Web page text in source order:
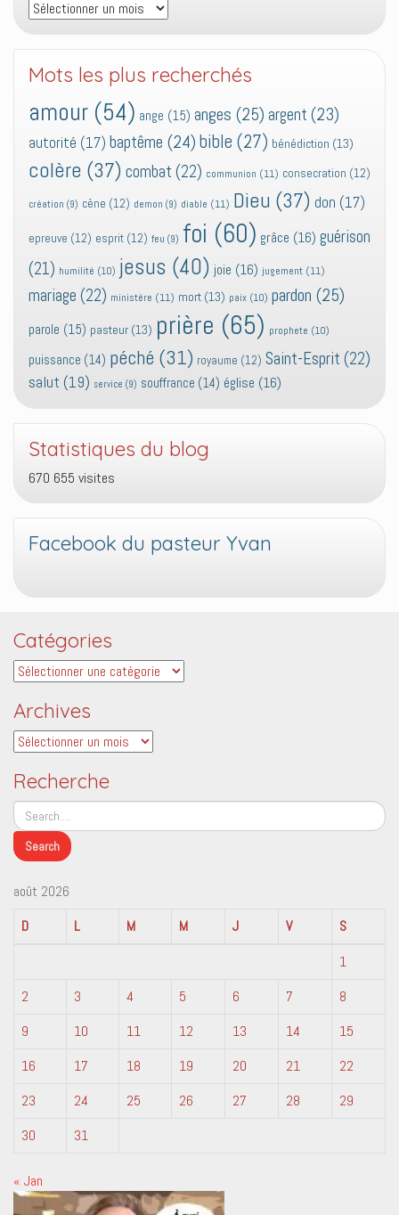
Archives
Mots les plus recherchés
amour (54) ange (15) anges (25) argent (23)
autorité (17) baptême (24) bible (27) bénédiction (13)
colère (37) combat (22) communion (11) consecration (12)
création (9) cène (12) demon (9) diable (11) Dieu (37) don (17)
epreuve (12) esprit (12) feu (9) foi (60) grâce (16) guérison
(21) humilité (10) jesus (40) joie (16) jugement (11)
mariage (22) ministère (11) mort (13) paix (10) pardon (25)
parole (15) pasteur (13) prière (65) prophete (10)
puissance (14) péché (31) royaume (12) Saint-Esprit (22)
salut (19) service (9) souffrance (14) église (16)
Statistiques du blog
670 655 visites
Facebook du pasteur Yvan
Catégories
Catégories
Archives
Archives
Recherche
août 2026
D
L M M J V
S
1
2
3 4 5 6 7
8
9
10 11 12 13 14
15
16
17 18 19 20 21
22
23
24 25 26 27 28
29
30
31
« Jan